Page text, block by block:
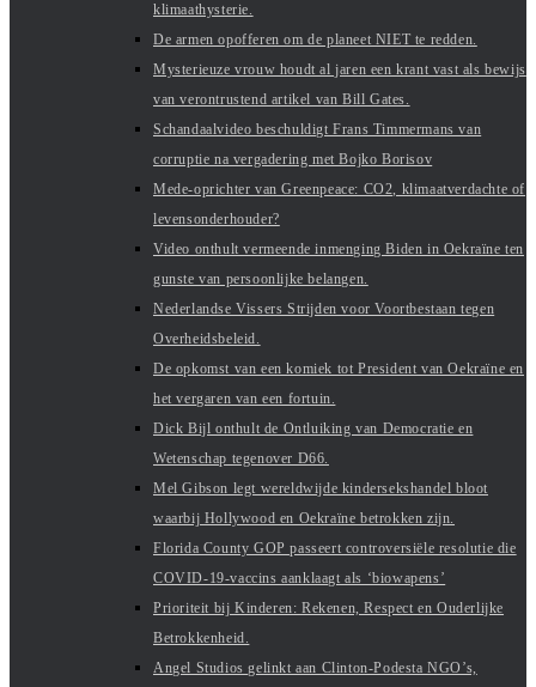
klimaathysterie.
De armen opofferen om de planeet NIET te redden.
Mysterieuze vrouw houdt al jaren een krant vast als bewijs
van verontrustend artikel van Bill Gates.
Schandaalvideo beschuldigt Frans Timmermans van
corruptie na vergadering met Bojko Borisov
Mede-oprichter van Greenpeace: CO2, klimaatverdachte of
levensonderhouder?
Video onthult vermeende inmenging Biden in Oekraïne ten
gunste van persoonlijke belangen.
Nederlandse Vissers Strijden voor Voortbestaan tegen
Overheidsbeleid.
De opkomst van een komiek tot President van Oekraïne en
het vergaren van een fortuin.
Dick Bijl onthult de Ontluiking van Democratie en
Wetenschap tegenover D66.
Mel Gibson legt wereldwijde kindersekshandel bloot
waarbij Hollywood en Oekraïne betrokken zijn.
Florida County GOP passeert controversiële resolutie die
COVID-19-vaccins aanklaagt als ‘biowapens’
Prioriteit bij Kinderen: Rekenen, Respect en Ouderlijke
Betrokkenheid.
Angel Studios gelinkt aan Clinton-Podesta NGO’s,